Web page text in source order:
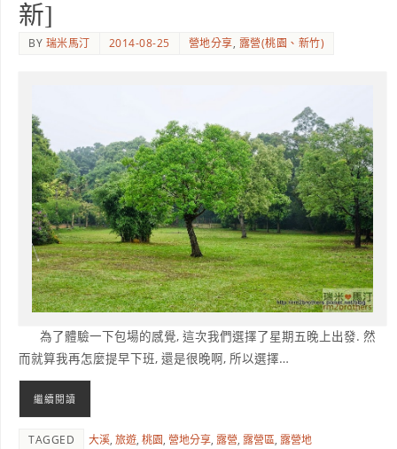
新]
BY 瑞米馬汀 2014-08-25 營地分享, 露營(桃園、新竹)
為了體驗一下包場的感覺, 這次我們選擇了星期五晚上出發. 然
而就算我再怎麼提早下班, 還是很晚啊, 所以選擇…
繼續閱讀
TAGGED 大溪,旅遊,桃園,營地分享, 露營, 露營區, 露營地